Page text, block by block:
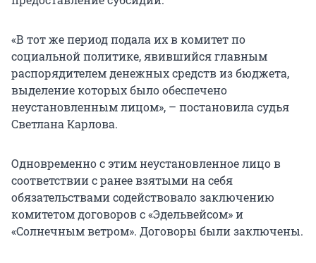
«В тот же период подала их в комитет по
социальной политике, явившийся главным
распорядителем денежных средств из бюджета,
выделение которых было обеспечено
неустановленным лицом», – постановила судья
Светлана Карлова.
Одновременно с этим неустановленное лицо в
соответствии с ранее взятыми на себя
обязательствами содействовало заключению
комитетом договоров с «Эдельвейсом» и
«Солнечным ветром». Договоры были заключены.